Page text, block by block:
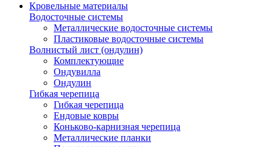
Кровельные материалы
Водосточные системы
Металлические водосточные системы
Пластиковые водосточные системы
Волнистый лист (ондулин)
Комплектующие
Ондувилла
Ондулин
Гибкая черепица
Гибкая черепица
Ендовые ковры
Коньково-карнизная черепица
Металлические планки